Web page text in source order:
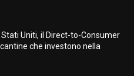
Stati Uniti, il Direct-to-Consumer
che investono nella